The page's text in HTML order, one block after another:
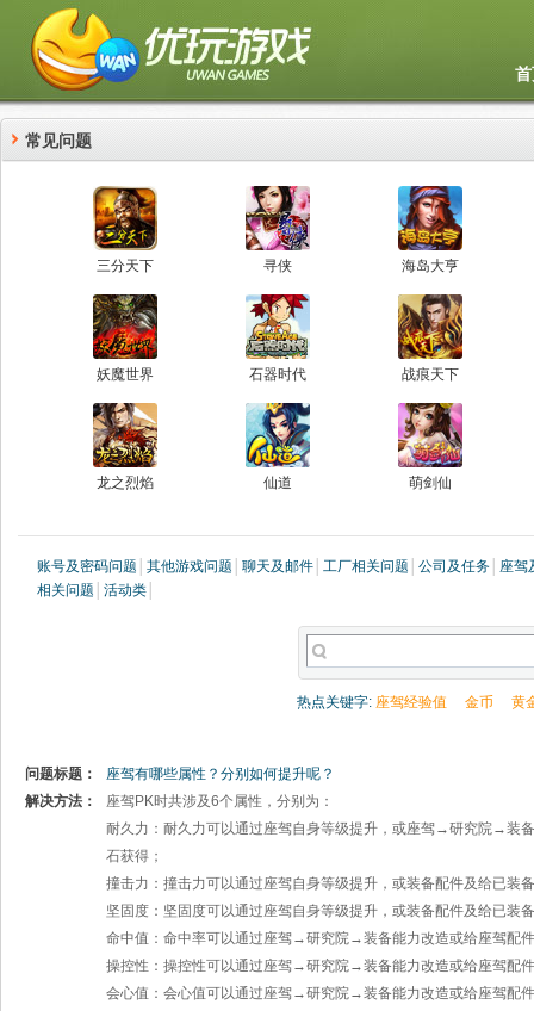
常见问题
三分天下 寻侠 海岛大亨
妖魔世界 石器时代 战痕天下
龙之烈焰 仙道 萌剑仙
账号及密码问题 其他游戏问题 聊天及邮件 工厂相关问题 公司及任务
座驾
相关问题
活动类
热点关键字: 座驾经验值 金币 黄
问题标题：
座驾有哪些属性？分别如何提升呢？
解决方法：
座驾PK时共涉及6个属性，分别为：
耐久力：耐久力可以通过座驾自身等级提升，或座驾→研究院→装
石获得；
撞击力：撞击力可以通过座驾自身等级提升，或装备配件及给已装
坚固度：坚固度可以通过座驾自身等级提升，或装备配件及给已装
命中值：命中率可以通过座驾→研究院→装备能力改造或给座驾配
操控性：操控性可以通过座驾→研究院→装备能力改造或给座驾配
会心值：会心值可以通过座驾→研究院→装备能力改造或给座驾配